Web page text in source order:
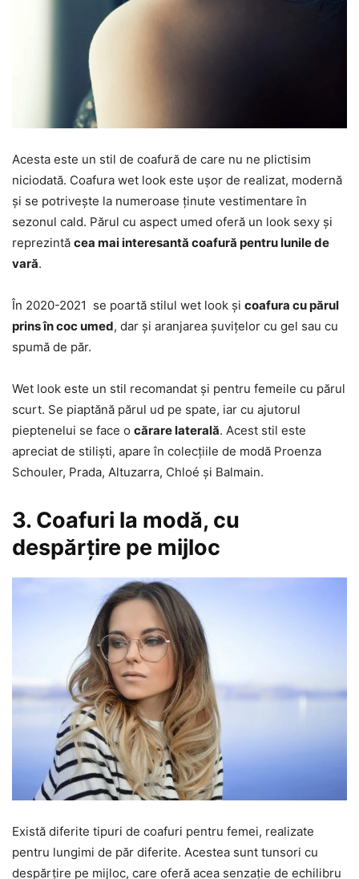
Acesta este un stil de coafură de care nu ne plictisim
niciodată. Coafura wet look este ușor de realizat, modernă
și se potrivește la numeroase ținute vestimentare în
sezonul cald. Părul cu aspect umed oferă un look sexy și
reprezintă cea mai interesantă coafură pentru lunile de
vară.
În 2020-2021 se poartă stilul wet look și coafura cu părul
prins în coc umed, dar și aranjarea șuvițelor cu gel sau cu
spumă de păr.
Wet look este un stil recomandat și pentru femeile cu părul
scurt. Se piaptănă părul ud pe spate, iar cu ajutorul
pieptenelui se face o cărare laterală. Acest stil este
apreciat de stiliști, apare în colecțiile de modă Proenza
Schouler, Prada, Altuzarra, Chloé și Balmain.
3. Coafuri la modă, cu
despărțire pe mijloc
Există diferite tipuri de coafuri pentru femei, realizate
pentru lungimi de păr diferite. Acestea sunt tunsori cu
despărțire pe mijloc, care oferă acea senzație de echilibru